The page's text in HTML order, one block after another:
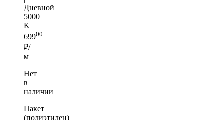
Дневной
5000
K
69900
₽/
м
Нет
в
наличии
Пакет
(полиэтилен)